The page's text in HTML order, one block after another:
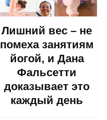
Лишний вес – не
помеха занятиям
йогой, и Дана
Фальсетти
доказывает это
каждый день